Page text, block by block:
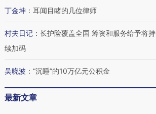
丁金坤 ： 耳闻目睹的几位律师
村夫日记 ： 长护险覆盖全国 筹资和服务给予将持
续加码
吴晓波 ： “沉睡”的10万亿元公积金
最新文章